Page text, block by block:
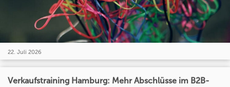
22. Juli 2026
Verkaufstraining Hamburg: Mehr Abschlüsse im B2B-